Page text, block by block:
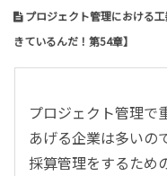
プロジェクト管理における
きているんだ！第54章】
プロジェクト管理で
あげる企業は多いの
採算管理をするため